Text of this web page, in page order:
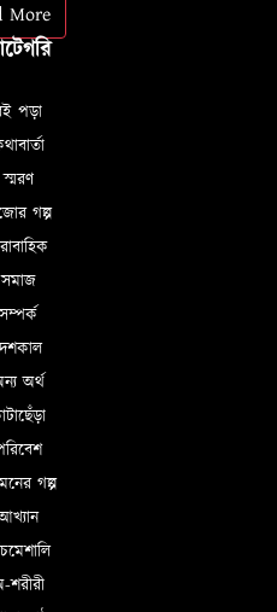
More
পড়া
স্মরণ
গল্প
সমাজ
অর্থ
গল্প
শরীরী